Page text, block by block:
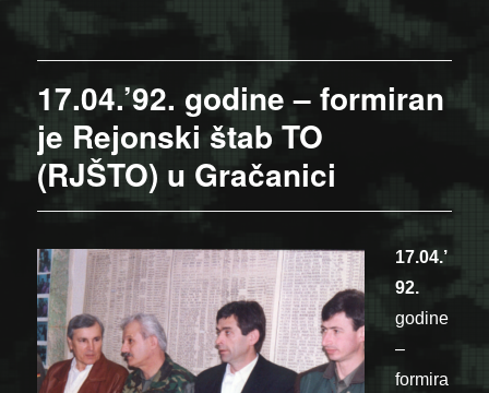
17.04.’92. godine – formiran
je Rejonski štab TO
(RJŠTO) u Gračanici
17.04.’
92.
godine
–
formira